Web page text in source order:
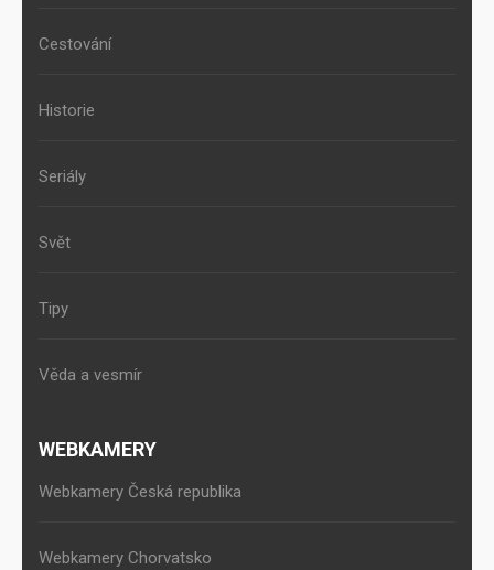
Cestování
Historie
Seriály
Svět
Tipy
Věda a vesmír
WEBKAMERY
Webkamery Česká republika
Webkamery Chorvatsko